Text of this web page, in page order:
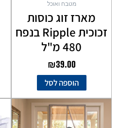
מטבח ואוכל
מארז זוג כוסות
זכוכית Ripple בנפח
480 מ"ל
₪39.00
הוספה לסל
למוצר